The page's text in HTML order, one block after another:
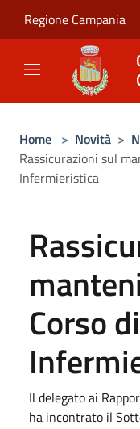
Regione Campania
Home > Novità >
Rassicurazioni sul
Infermieristica
Corso di
Il delegato ai
ha incontrato il